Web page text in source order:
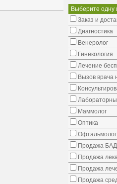
Выберите одну
Заказ и
Диагностика
Венеролог
Гинекология
Лечение
Вызов врача
Маммолог
Оптика
Офтальмолог
Продажа
Продажа
Продажа
Продажа